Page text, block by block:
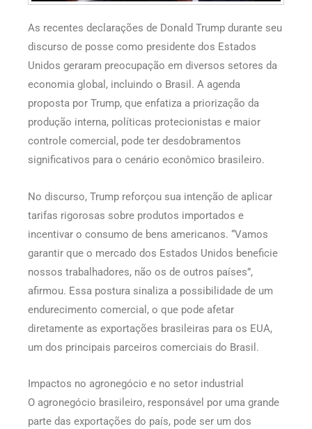
As recentes declarações de Donald Trump durante seu
discurso de posse como presidente dos Estados
Unidos geraram preocupação em diversos setores da
economia global, incluindo o Brasil. A agenda
proposta por Trump, que enfatiza a priorização da
produção interna, políticas protecionistas e maior
controle comercial, pode ter desdobramentos
significativos para o cenário econômico brasileiro.
No discurso, Trump reforçou sua intenção de aplicar
tarifas rigorosas sobre produtos importados e
incentivar o consumo de bens americanos. “Vamos
garantir que o mercado dos Estados Unidos beneficie
nossos trabalhadores, não os de outros países”,
afirmou. Essa postura sinaliza a possibilidade de um
endurecimento comercial, o que pode afetar
diretamente as exportações brasileiras para os EUA,
um dos principais parceiros comerciais do Brasil.
Impactos no agronegócio e no setor industrial
O agronegócio brasileiro, responsável por uma grande
parte das exportações do país, pode ser um dos